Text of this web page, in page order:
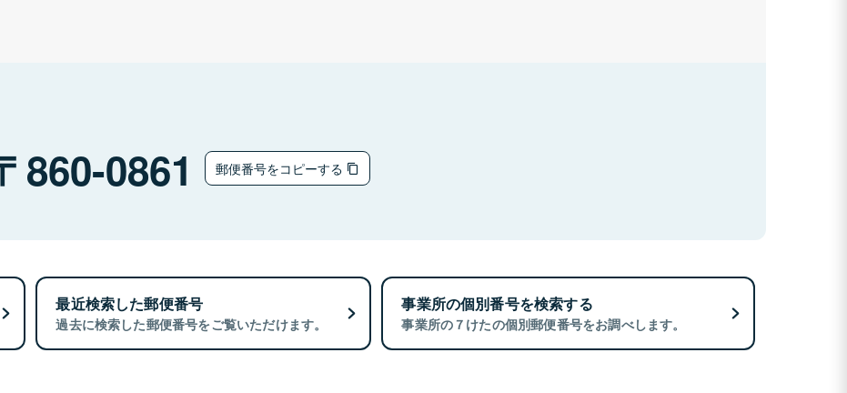
860-0861 郵便番号をコピーする
最近検索した郵便番号
過去に検索した郵便番号をご覧いただけます。
事業所の個別番号を検索する
事業所の７けたの個別郵便番号をお調べします。